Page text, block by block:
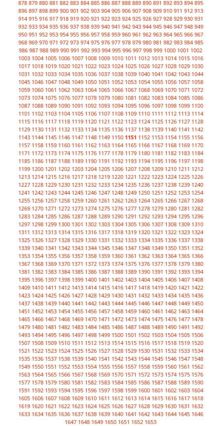
878 879 880 881 882 883 884 885 886 887 888 889 890 891 892 893 894 895
896 897 898 899 900 901 902 903 904 905 906 907 908 909 910 911 912 913
914 915 916 917 918 919 920 921 922 923 924 925 926 927 928 929 930 931
932 933 934 935 936 937 938 939 940 941 942 943 944 945 946 947 948 949
950 951 952 953 954 955 956 957 958 959 960 961 962 963 964 965 966 967
968 969 970 971 972 973 974 975 976 977 978 979 980 981 982 983 984 985
986 987 988 989 990 991 992 993 994 995 996 997 998 999 1000 1001 1002
1003 1004 1005 1006 1007 1008 1009 1010 1011 1012 1013 1014 1015 1016
1017 1018 1019 1020 1021 1022 1023 1024 1025 1026 1027 1028 1029 1030
1031 1032 1033 1034 1035 1036 1037 1038 1039 1040 1041 1042 1043 1044
1045 1046 1047 1048 1049 1050 1051 1052 1053 1054 1055 1056 1057 1058
1059 1060 1061 1062 1063 1064 1065 1066 1067 1068 1069 1070 1071 1072
1073 1074 1075 1076 1077 1078 1079 1080 1081 1082 1083 1084 1085 1086
1087 1088 1089 1090 1091 1092 1093 1094 1095 1096 1097 1098 1099 1100
1101 1102 1103 1104 1105 1106 1107 1108 1109 1110 1111 1112 1113 1114
1115 1116 1117 1118 1119 1120 1121 1122 1123 1124 1125 1126 1127 1128
1129 1130 1131 1132 1133 1134 1135 1136 1137 1138 1139 1140 1141 1142
1143 1144 1145 1146 1147 1148 1149 1150 1151 1152 1153 1154 1155 1156
1157 1158 1159 1160 1161 1162 1163 1164 1165 1166 1167 1168 1169 1170
1171 1172 1173 1174 1175 1176 1177 1178 1179 1180 1181 1182 1183 1184
1185 1186 1187 1188 1189 1190 1191 1192 1193 1194 1195 1196 1197 1198
1199 1200 1201 1202 1203 1204 1205 1206 1207 1208 1209 1210 1211 1212
1213 1214 1215 1216 1217 1218 1219 1220 1221 1222 1223 1224 1225 1226
1227 1228 1229 1230 1231 1232 1233 1234 1235 1236 1237 1238 1239 1240
1241 1242 1243 1244 1245 1246 1247 1248 1249 1250 1251 1252 1253 1254
1255 1256 1257 1258 1259 1260 1261 1262 1263 1264 1265 1266 1267 1268
1269 1270 1271 1272 1273 1274 1275 1276 1277 1278 1279 1280 1281 1282
1283 1284 1285 1286 1287 1288 1289 1290 1291 1292 1293 1294 1295 1296
1297 1298 1299 1300 1301 1302 1303 1304 1305 1306 1307 1308 1309 1310
1311 1312 1313 1314 1315 1316 1317 1318 1319 1320 1321 1322 1323 1324
1325 1326 1327 1328 1329 1330 1331 1332 1333 1334 1335 1336 1337 1338
1339 1340 1341 1342 1343 1344 1345 1346 1347 1348 1349 1350 1351 1352
1353 1354 1355 1356 1357 1358 1359 1360 1361 1362 1363 1364 1365 1366
1367 1368 1369 1370 1371 1372 1373 1374 1375 1376 1377 1378 1379 1380
1381 1382 1383 1384 1385 1386 1387 1388 1389 1390 1391 1392 1393 1394
1395 1396 1397 1398 1399 1400 1401 1402 1403 1404 1405 1406 1407 1408
1409 1410 1411 1412 1413 1414 1415 1416 1417 1418 1419 1420 1421 1422
1423 1424 1425 1426 1427 1428 1429 1430 1431 1432 1433 1434 1435 1436
1437 1438 1439 1440 1441 1442 1443 1444 1445 1446 1447 1448 1449 1450
1451 1452 1453 1454 1455 1456 1457 1458 1459 1460 1461 1462 1463 1464
1465 1466 1467 1468 1469 1470 1471 1472 1473 1474 1475 1476 1477 1478
1479 1480 1481 1482 1483 1484 1485 1486 1487 1488 1489 1490 1491 1492
1493 1494 1495 1496 1497 1498 1499 1500 1501 1502 1503 1504 1505 1506
1507 1508 1509 1510 1511 1512 1513 1514 1515 1516 1517 1518 1519 1520
1521 1522 1523 1524 1525 1526 1527 1528 1529 1530 1531 1532 1533 1534
1535 1536 1537 1538 1539 1540 1541 1542 1543 1544 1545 1546 1547 1548
1549 1550 1551 1552 1553 1554 1555 1556 1557 1558 1559 1560 1561 1562
1563 1564 1565 1566 1567 1568 1569 1570 1571 1572 1573 1574 1575 1576
1577 1578 1579 1580 1581 1582 1583 1584 1585 1586 1587 1588 1589 1590
1591 1592 1593 1594 1595 1596 1597 1598 1599 1600 1601 1602 1603 1604
1605 1606 1607 1608 1609 1610 1611 1612 1613 1614 1615 1616 1617 1618
1619 1620 1621 1622 1623 1624 1625 1626 1627 1628 1629 1630 1631 1632
1633 1634 1635 1636 1637 1638 1639 1640 1641 1642 1643 1644 1645 1646
1647 1648 1649 1650 1651 1652 1653